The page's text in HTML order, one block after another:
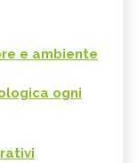
e ambiente
ogni